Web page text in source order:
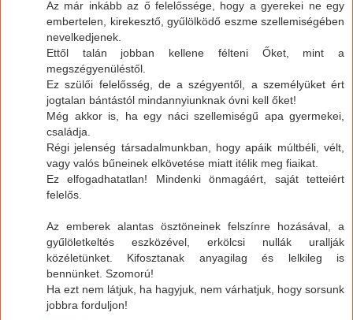
Az már inkább az ő felelőssége, hogy a gyerekei ne egy
embertelen, kirekesztő, gyűlölködő eszme szellemiségében
nevelkedjenek.
Ettől talán jobban kellene félteni Őket, mint a
megszégyenüléstől.
Ez szülői felelősség, de a szégyentől, a személyüket ért
jogtalan bántástól mindannyiunknak óvni kell őket!
Még akkor is, ha egy náci szellemiségű apa gyermekei,
családja.
Régi jelenség társadalmunkban, hogy apáik múltbéli, vélt,
vagy valós bűneinek elkövetése miatt itélik meg fiaikat.
Ez elfogadhatatlan! Mindenki önmagáért, saját tetteiért
felelős.
Az emberek alantas ösztöneinek felszínre hozásával, a
gyűlöletkeltés eszközével, erkölcsi nullák urallják
közéletünket. Kifosztanak anyagilag és lelkileg is
bennünket. Szomorú!
Ha ezt nem látjuk, ha hagyjuk, nem várhatjuk, hogy sorsunk
jobbra forduljon!